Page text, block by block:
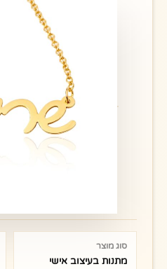
סוג מוצר
מתנות בעיצוב אישי